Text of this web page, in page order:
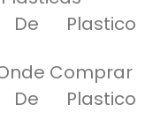
De Plastico
Comprar
De Plastico